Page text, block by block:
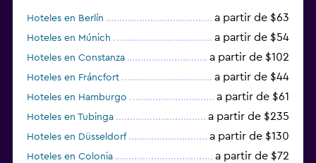
Hoteles en Berlín a partir de $63
Hoteles en Múnich a partir de $54
Hoteles en Constanza a partir de $102
Hoteles en Fráncfort a partir de $44
Hoteles en Hamburgo a partir de $61
Hoteles en Tubinga a partir de $235
Hoteles en Düsseldorf a partir de $130
Hoteles en Colonia a partir de $72